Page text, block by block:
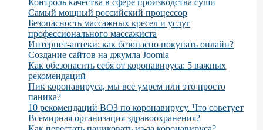
Самый мощный российский процессор
Безопасность массажных кресел и услуг
профессионального массажиста
Интернет-аптеки: как безопасно покупать онлайн?
Создание сайтов на джумла Joomla
Как обезопасить себя от коронавируса: 5 важных
рекомендаций
Пик коронавируса, мы все умрем или это просто
паника?
10 рекомендаций ВОЗ по коронавирусу. Что советует
Всемирная организация здравоохранения?